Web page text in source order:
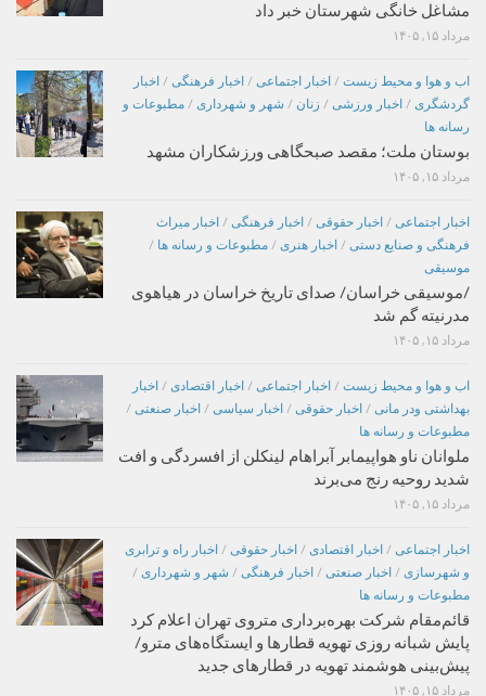
مشاغل خانگی شهرستان خبر داد
مرداد ۱۵, ۱۴۰۵
اب و هوا و محیط زیست / اخبار اجتماعی / اخبار فرهنگی / اخبار
گردشگری / اخبار ورزشی / زنان / شهر و شهرداری / مطبوعات و
رسانه ها
بوستان ملت؛ مقصد صبحگاهی ورزشکاران مشهد
مرداد ۱۵, ۱۴۰۵
اخبار اجتماعی / اخبار حقوقی / اخبار فرهنگی / اخبار میراث
فرهنگی و صنایع دستی / اخبار هنری / مطبوعات و رسانه ها /
موسیقی
/موسیقی خراسان/ صدای تاریخ خراسان در هیاهوی
مدرنیته گم شد
مرداد ۱۵, ۱۴۰۵
اب و هوا و محیط زیست / اخبار اجتماعی / اخبار اقتصادی / اخبار
بهداشتی ودر مانی / اخبار حقوقی / اخبار سیاسی / اخبار صنعتی /
مطبوعات و رسانه ها
ملوانان ناو هواپیمابر آبراهام لینکلن از افسردگی و افت
شدید روحیه رنج می‌برند
مرداد ۱۵, ۱۴۰۵
اخبار اجتماعی / اخبار اقتصادی / اخبار حقوقی / اخبار راه و ترابری
و شهرسازی / اخبار صنعتی / اخبار فرهنگی / شهر و شهرداری /
مطبوعات و رسانه ها
قائم‌مقام شرکت بهره‌برداری متروی تهران اعلام کرد
پایش شبانه روزی تهویه قطارها و ایستگاه‌های مترو/
پیش‌بینی هوشمند تهویه در قطارهای جدید
مرداد ۱۵, ۱۴۰۵